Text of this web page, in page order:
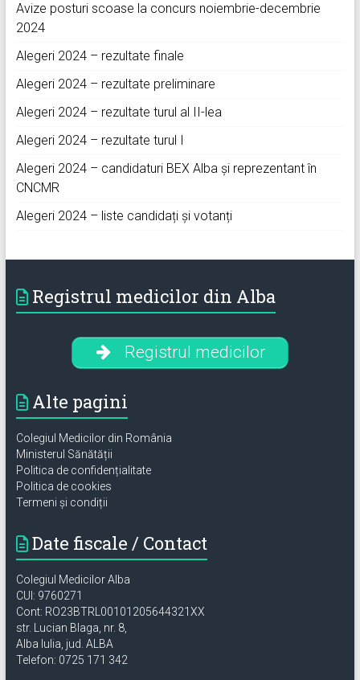
Avize posturi scoase la concurs noiembrie-decembrie
2024
Alegeri 2024 – rezultate finale
Alegeri 2024 – rezultate preliminare
Alegeri 2024 – rezultate turul al II-lea
Alegeri 2024 – rezultate turul I
Alegeri 2024 – candidaturi BEX Alba și reprezentant în
CNCMR
Alegeri 2024 – liste candidați și votanți
Registrul medicilor din Alba
Registrul medicilor
Alte pagini
Colegiul Medicilor din România
Ministerul Sănătății
Politica de confidențialitate
Politica de cookies
Termeni și condiții
Date fiscale / Contact
Colegiul Medicilor Alba
CUI: 9760271
Cont: RO23BTRL00101205644321XX
str. Lucian Blaga, nr. 8,
Alba Iulia, jud. ALBA
Telefon: 0725 171 342